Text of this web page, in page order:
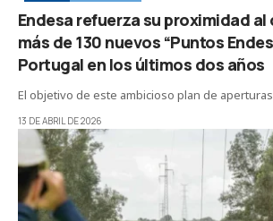
Endesa refuerza su proximidad
más de 130 nuevos “Puntos
Portugal en los últimos dos años
El objetivo de este ambicioso plan de
13 DE ABRIL DE 2026